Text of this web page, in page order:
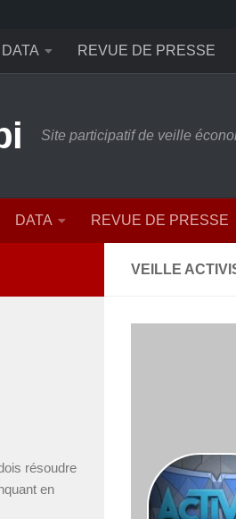
DATA REVUE DE PRESSE
Site participatif de veille
DATA REVUE DE PRESSE
VEILLE
en